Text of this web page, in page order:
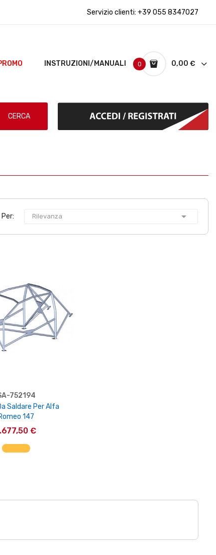
Servizio clienti: +39 055 8347027
INSTRUZIONI/MANUALI 0 0,00 €
CERCA
Rilevanza 
752194
Saldare Per Alfa
147
€
AL CARRELLO